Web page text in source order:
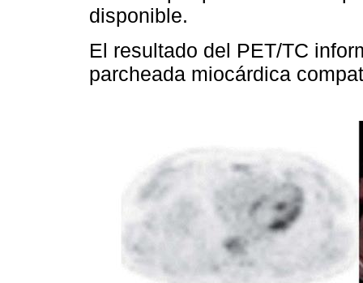
disponible.
El resultado del PET/TC
parcheada miocárdica